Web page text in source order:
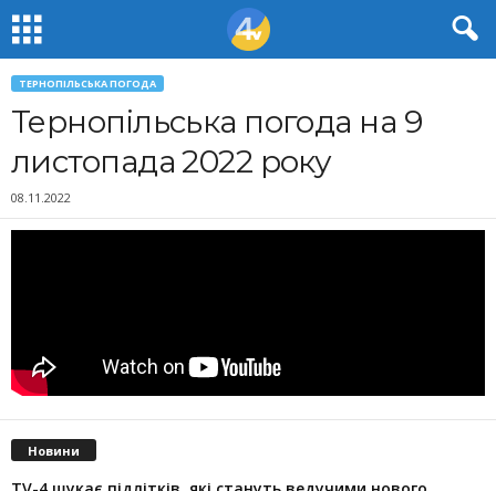
ТЕРНОПІЛЬСЬКА ПОГОДА
Тернопільська погода на 9
листопада 2022 року
08.11.2022
Новини